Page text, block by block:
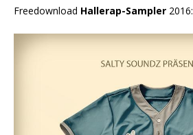
Freedownload Hallerap-Sampler 2016: